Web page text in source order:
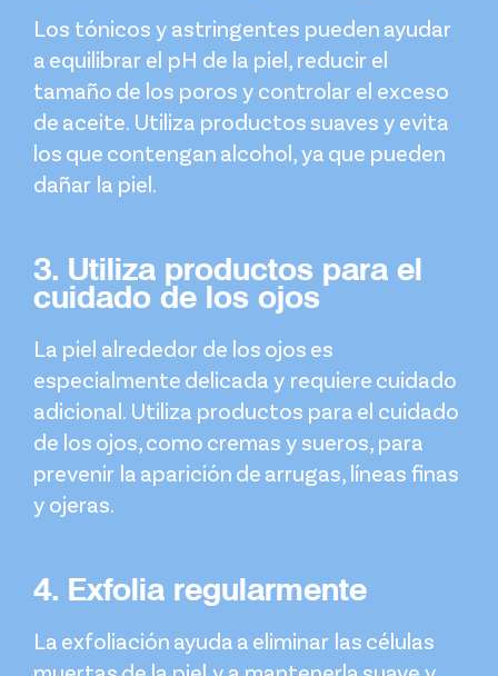
Los tónicos y astringentes pueden ayudar
a equilibrar el pH de la piel, reducir el
tamaño de los poros y controlar el exceso
de aceite. Utiliza productos suaves y evita
los que contengan alcohol, ya que pueden
dañar la piel.
3. Utiliza productos para el
cuidado de los ojos
La piel alrededor de los ojos es
especialmente delicada y requiere cuidado
adicional. Utiliza productos para el cuidado
de los ojos, como cremas y sueros, para
prevenir la aparición de arrugas, líneas finas
y ojeras.
4. Exfolia regularmente
La exfoliación ayuda a eliminar las células